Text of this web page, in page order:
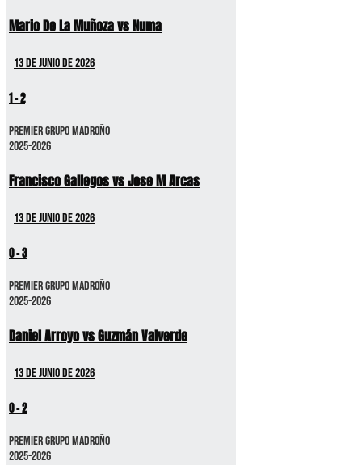
Mario De La Muñoza vs Numa
13 de junio de 2026
1-2
Premier GRUPO MADROÑO
2025-2026
Francisco Gallegos vs Jose M Arcas
13 de junio de 2026
0-3
Premier GRUPO MADROÑO
2025-2026
Daniel Arroyo vs Guzmán Valverde
13 de junio de 2026
0-2
Premier GRUPO MADROÑO
2025-2026